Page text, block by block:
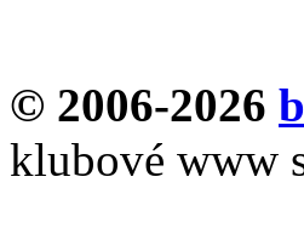
© 2006-2026
klubové www